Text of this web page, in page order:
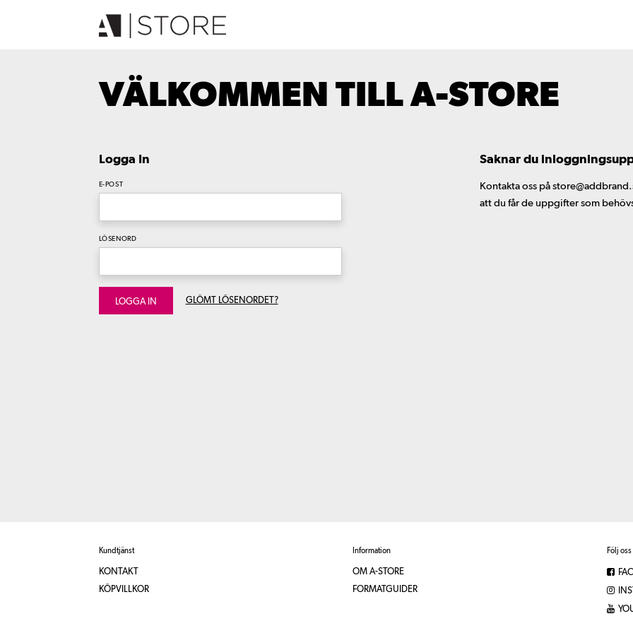
VÄLKOMMEN TILL A-STORE
Logga In
E-POST
LÖSENORD
LOGGA IN GLÖMT LÖSENORDET?
Saknar du
Kontakta oss på
att du får de uppgifter som
Kundtjänst
KONTAKT
KÖPVILLKOR
Information
OM A-STORE
FORMATGUIDER
Följ oss